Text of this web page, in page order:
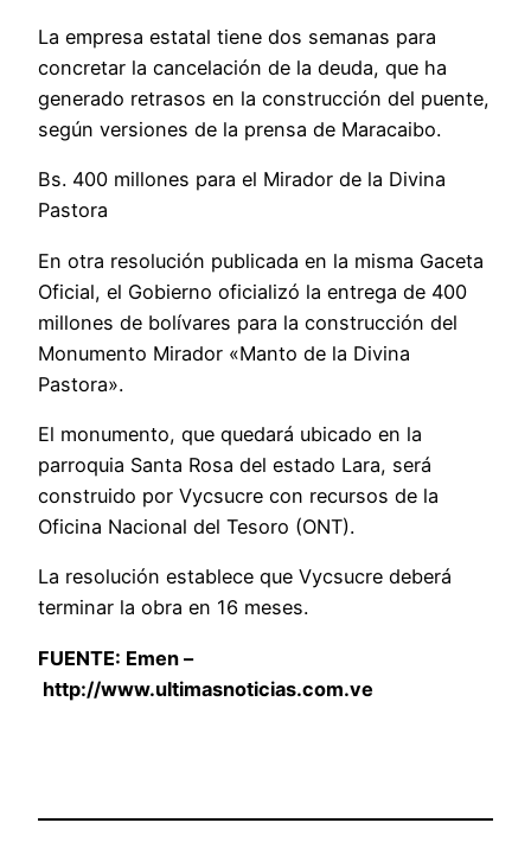
La empresa estatal tiene dos semanas para
concretar la cancelación de la deuda, que ha
generado retrasos en la construcción del puente,
según versiones de la prensa de Maracaibo.
Bs. 400 millones para el Mirador de la Divina
Pastora
En otra resolución publicada en la misma Gaceta
Oficial, el Gobierno oficializó la entrega de 400
millones de bolívares para la construcción del
Monumento Mirador «Manto de la Divina
Pastora».
El monumento, que quedará ubicado en la
parroquia Santa Rosa del estado Lara, será
construido por Vycsucre con recursos de la
Oficina Nacional del Tesoro (ONT).
La resolución establece que Vycsucre deberá
terminar la obra en 16 meses.
FUENTE: Emen –
http://www.ultimasnoticias.com.ve